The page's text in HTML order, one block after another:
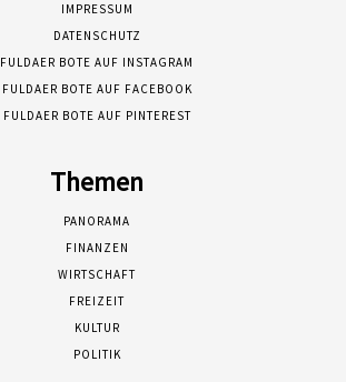
IMPRESSUM
DATENSCHUTZ
FULDAER BOTE AUF INSTAGRAM
FULDAER BOTE AUF FACEBOOK
FULDAER BOTE AUF PINTEREST
Themen
PANORAMA
FINANZEN
WIRTSCHAFT
FREIZEIT
KULTUR
POLITIK